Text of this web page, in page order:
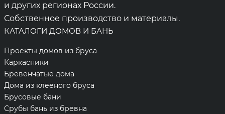
и других регионах России.
Собственное производство и материалы.
КАТАЛОГИ ДОМОВ И БАНЬ
Проекты домов из бруса
Каркасники
Бревенчатые дома
Дома из клееного бруса
Брусовые бани
Срубы бань из бревна